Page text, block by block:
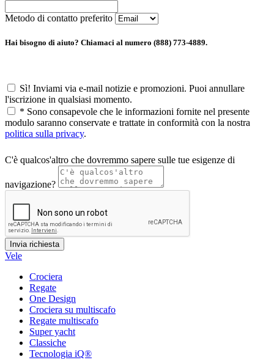
Metodo di contatto preferito
Hai bisogno di aiuto? Chiamaci al numero (888) 773-4889.
Sì! Inviami via e-mail notizie e promozioni. Puoi annullare
l'iscrizione in qualsiasi momento.
* Sono consapevole che le informazioni fornite nel presente
modulo saranno conservate e trattate in conformità con la nostra
politica sulla privacy.
C'è qualcos'altro che dovremmo sapere sulle tue esigenze di
navigazione?
Vele
Crociera
Regate
One Design
Crociera su multiscafo
Regate multiscafo
Super yacht
Classiche
Tecnologia iQ®